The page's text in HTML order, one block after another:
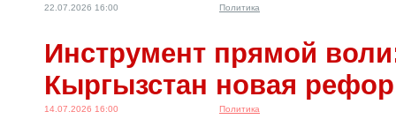
22.07.2026 16:00 Политика
Инструмент прямой
Кыргызстан новая
14.07.2026 16:00 Политика